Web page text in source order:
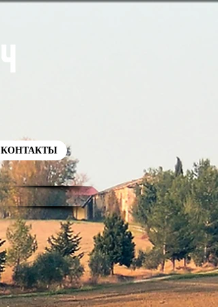
КОНТАКТЫ